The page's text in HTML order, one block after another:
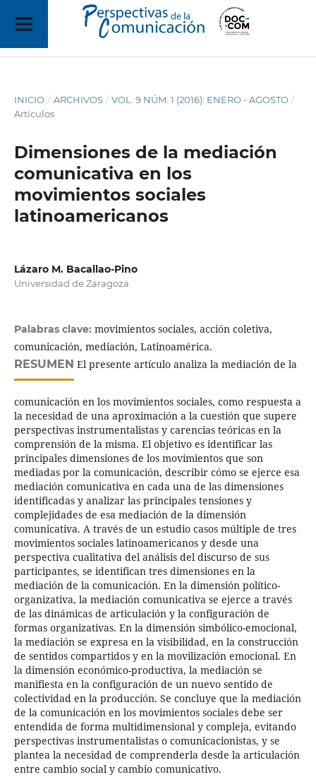
INICIO / ARCHIVOS / VOL. 9 NÚM. 1 (2016): ENERO - AGOSTO /
Artículos
Dimensiones de la mediación
comunicativa en los
movimientos sociales
latinoamericanos
Lázaro M. Bacallao-Pino
Universidad de Zaragoza
Palabras clave: movimientos sociales, acción coletiva,
comunicación, mediación, Latinoamérica.
RESUMEN El presente artículo analiza la mediación de la
comunicación en los movimientos sociales, como respuesta a
la necesidad de una aproximación a la cuestión que supere
perspectivas instrumentalistas y carencias teóricas en la
comprensión de la misma. El objetivo es identificar las
principales dimensiones de los movimientos que son
mediadas por la comunicación, describir cómo se ejerce esa
mediación comunicativa en cada una de las dimensiones
identificadas y analizar las principales tensiones y
complejidades de esa mediación de la dimensión
comunicativa. A través de un estudio casos múltiple de tres
movimientos sociales latinoamericanos y desde una
perspectiva cualitativa del análisis del discurso de sus
participantes, se identifican tres dimensiones en la
mediación de la comunicación. En la dimensión político-
organizativa, la mediación comunicativa se ejerce a través
de las dinámicas de articulación y la configuración de
formas organizativas. En la dimensión simbólico-emocional,
la mediación se expresa en la visibilidad, en la construcción
de sentidos compartidos y en la movilización emocional. En
la dimensión económico-productiva, la mediación se
manifiesta en la configuración de un nuevo sentido de
colectividad en la producción. Se concluye que la mediación
de la comunicación en los movimientos sociales debe ser
entendida de forma multidimensional y compleja, evitando
perspectivas instrumentalistas o comunicacionistas, y se
plantea la necesidad de comprenderla desde la articulación
entre cambio social y cambio comunicativo.